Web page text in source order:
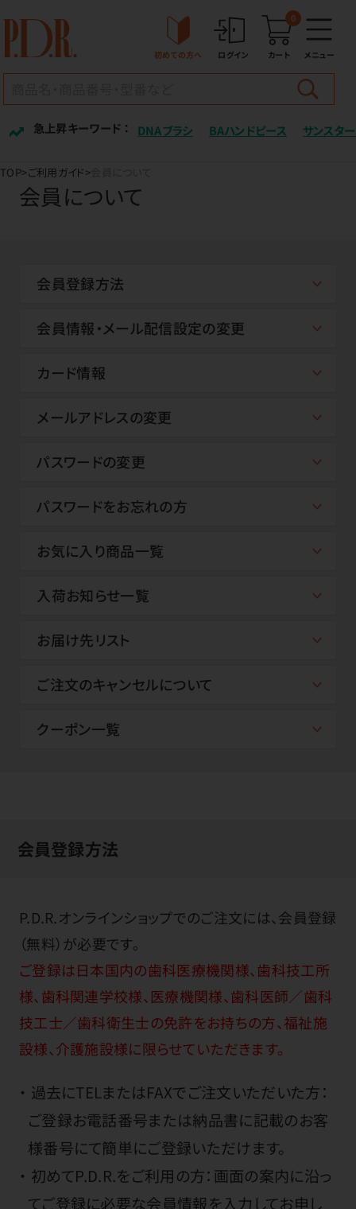
初めての方へ ログイン カート
0
メニュー
急上昇キーワード ： DNAブラシ BAハンドピース サンスター
TOP ご利用ガイド
会員について
会員登録方法
会員情報・メール配信設定の変更
カード情報
メールアドレスの変更
パスワードの変更
パスワードをお忘れの方
お気に入り商品一覧
入荷お知らせ一覧
お届け先リスト
ご注文のキャンセルについて
クーポン一覧
会員登録方法
P.D.R.オンラインショップでのご注文には、会員登録
（無料）が必要です。
ご登録は日本国内の歯科医療機関様、歯科技工所
様、歯科関連学校様、医療機関様、歯科医師／歯科
技工士／歯科衛生士の免許をお持ちの方、福祉施
設様、介護施設様に限らせていただきます。
過去にTELまたはFAXでご注文いただいた方：
ご登録お電話番号または納品書に記載のお客
様番号にて簡単にご登録いただけます。
初めてP.D.R.をご利用の方：画面の案内に沿っ
てご登録に必要な会員情報を入力してお申し